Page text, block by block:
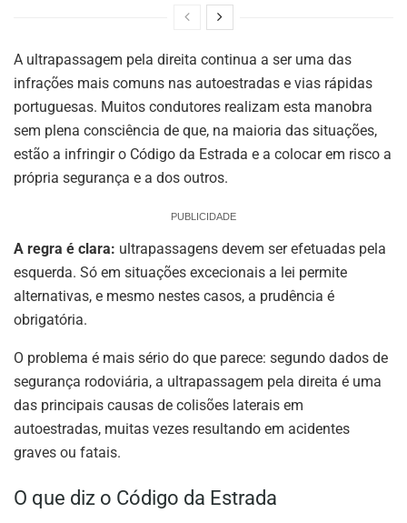
A ultrapassagem pela direita continua a ser uma das
infrações mais comuns nas autoestradas e vias rápidas
portuguesas. Muitos condutores realizam esta manobra
sem plena consciência de que, na maioria das situações,
estão a infringir o Código da Estrada e a colocar em risco a
própria segurança e a dos outros.
PUBLICIDADE
A regra é clara: ultrapassagens devem ser efetuadas pela
esquerda. Só em situações excecionais a lei permite
alternativas, e mesmo nestes casos, a prudência é
obrigatória.
O problema é mais sério do que parece: segundo dados de
segurança rodoviária, a ultrapassagem pela direita é uma
das principais causas de colisões laterais em
autoestradas, muitas vezes resultando em acidentes
graves ou fatais.
O que diz o Código da Estrada